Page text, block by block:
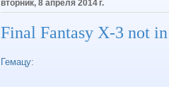
вторник, 8 апреля 2014 г.
Final Fantasy X-3 not
Гемацу: